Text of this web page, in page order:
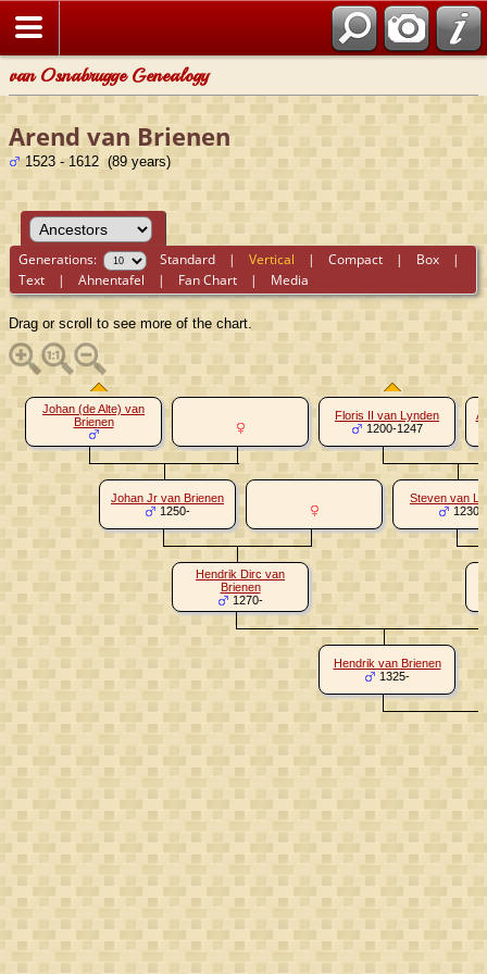
van Osnabrugge Genealogy
Arend van Brienen
1523 - 1612 (89 years)
Generations: Standard |Vertical |Compact | Box |
Text |Ahnentafel | Fan Chart | Media
Drag or scroll to see more of the chart.
Johan (de Alte) van
Brienen
Floris II van Lynden
1200-1247
Johan Jr van Brienen
1250-
Steven van
1230-
Hendrik Dirc van
Brienen
1270-
Hendrik van Brienen
1325-